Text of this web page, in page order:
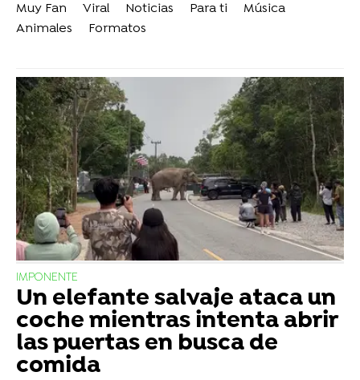
Muy Fan Viral Noticias Para ti
Música
Animales
Formatos
IMPONENTE
Un elefante salvaje ataca un
coche mientras intenta abrir
las puertas en busca de
comida